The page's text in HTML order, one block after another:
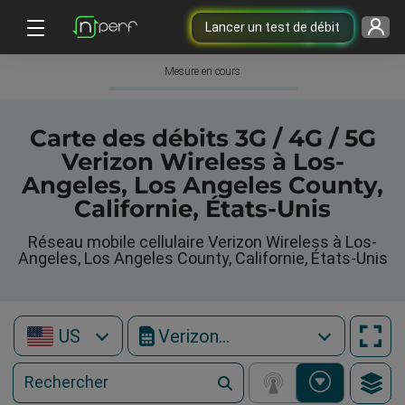
Lancer un test de débit
Mesure en cours
Carte des débits 3G / 4G / 5G
Verizon Wireless à Los-
Angeles, Los Angeles County,
Californie, États-Unis
Réseau mobile cellulaire Verizon Wireless à Los-
Angeles, Los Angeles County, Californie, États-Unis
US Verizon Wireless